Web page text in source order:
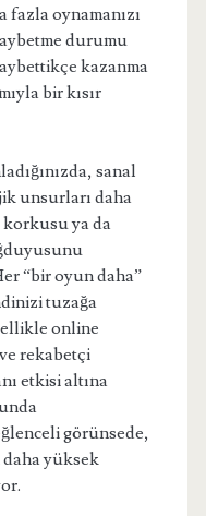
fazla oynamanızı
durumu
kazanma
bir kısır
sanal
unsurları daha
ya da
“bir oyun daha”
tuzağa
online
rekabetçi
etkisi altına
görünsede,
yüksek